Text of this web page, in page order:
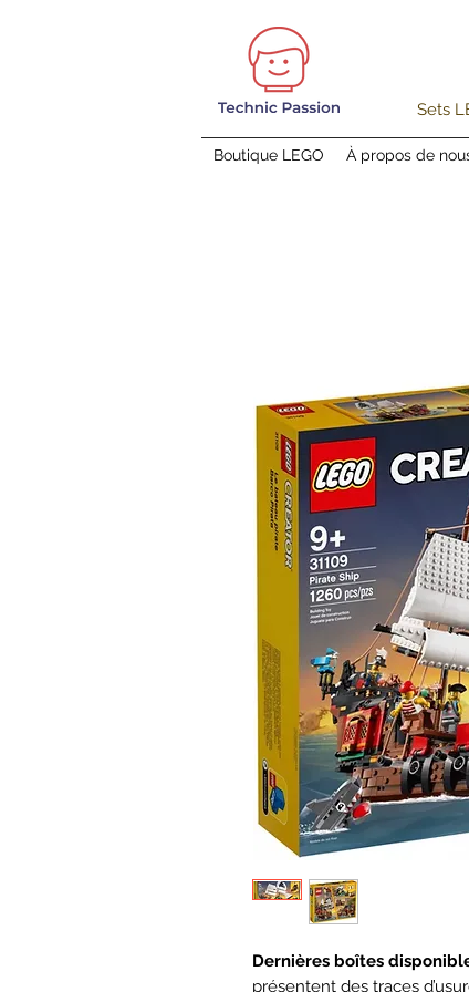
Sets
Boutique LEGO À propos de
Dernières boîtes
présentent des traces